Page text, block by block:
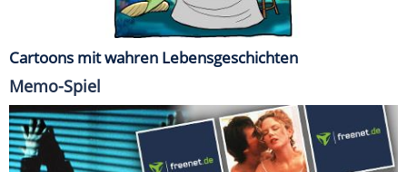
Cartoons mit wahren Lebensgeschichten
Memo-Spiel